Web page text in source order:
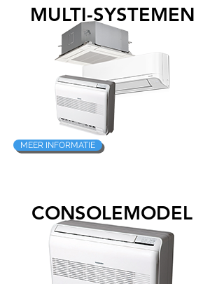
MULTI-SYSTEMEN
MEER INFORMATIE
CONSOLEMODEL